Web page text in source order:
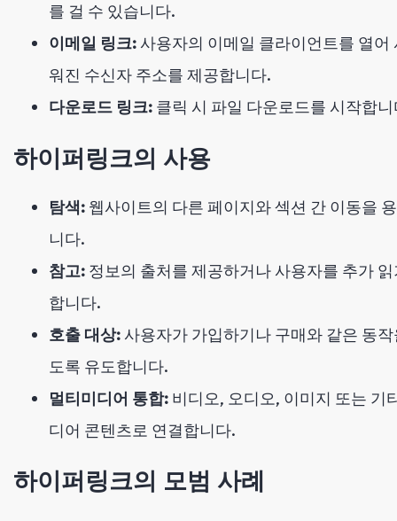
를 걸 수 있습니다.
이메일 링크: 사용자의 이메일 클라이언트를 열어
워진 수신자 주소를 제공합니다.
다운로드 링크: 클릭 시 파일 다운로드를 시작합
하이퍼링크의 사용
탐색: 웹사이트의 다른 페이지와 섹션 간 이동을
니다.
참고: 정보의 출처를 제공하거나 사용자를 추가
합니다.
호출 대상: 사용자가 가입하기나 구매와 같은 동
도록 유도합니다.
멀티미디어 통합: 비디오, 오디오, 이미지 또는 기
디어 콘텐츠로 연결합니다.
하이퍼링크의 모범 사례